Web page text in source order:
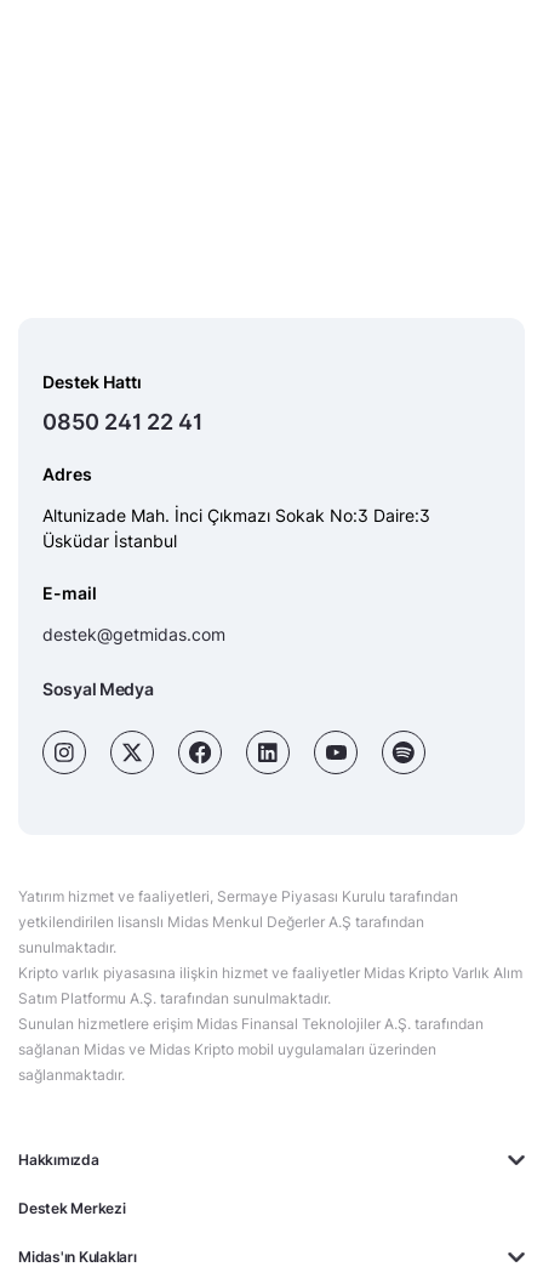
Hakkımızda
Destek Merkezi
Midas'ın Kulakları
Destek Hattı
0850 241 22 41
Adres
Altunizade Mah. İnci Çıkmazı Sokak No:3 Daire:3
Üsküdar İstanbul
E-mail
destek@getmidas.com
Sosyal Medya
Yatırım hizmet ve faaliyetleri, Sermaye Piyasası Kurulu tarafından
yetkilendirilen lisanslı Midas Menkul Değerler A.Ş tarafından
sunulmaktadır.
Kripto varlık piyasasına ilişkin hizmet ve faaliyetler Midas Kripto Varlık Alım
Satım Platformu A.Ş. tarafından sunulmaktadır.
Sunulan hizmetlere erişim Midas Finansal Teknolojiler A.Ş. tarafından
sağlanan Midas ve Midas Kripto mobil uygulamaları üzerinden
sağlanmaktadır.